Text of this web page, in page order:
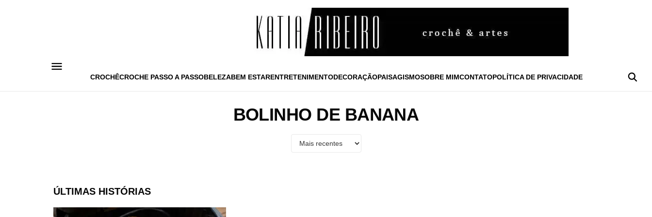
CROCHÊCROCHE PASSO A PASSOBELEZABEM ESTARENTRETENIMENTODECORAÇÃOPAISAGISMOSOBRE MIMCONTATOPOLÍTICA DE PRIVACIDADE
BOLINHO DE BANANA
ÚLTIMAS HISTÓRIAS